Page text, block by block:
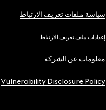
سياسة ملفات تعريف الارتباط
إعدادات ملف تعريف الارتباط
معلومات عن الشركة
Vulnerability Disclosure Policy